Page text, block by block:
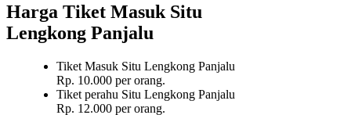
Harga Tiket Masuk Situ
Lengkong Panjalu
Tiket Masuk Situ Lengkong Panjalu
Rp. 10.000 per orang.
Tiket perahu Situ Lengkong Panjalu
Rp. 12.000 per orang.